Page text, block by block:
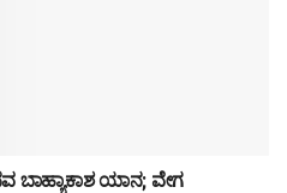
ಬಾಹ್ಯಾಕಾಶ ಯಾನ; ವೇಗ